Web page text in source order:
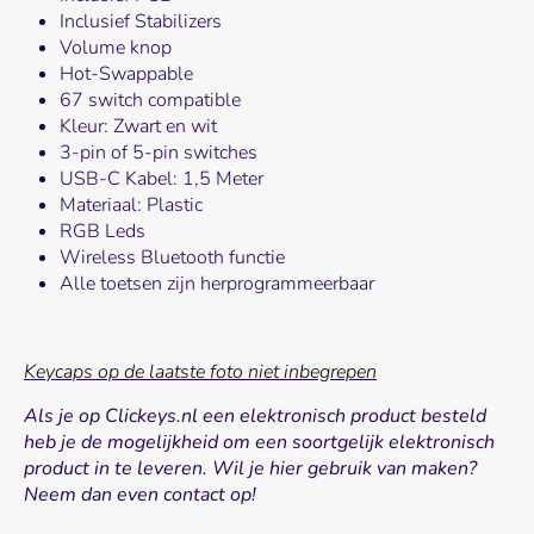
Inclusief Stabilizers
Volume knop
Hot-Swappable
67 switch compatible
Kleur: Zwart en wit
3-pin of 5-pin switches
USB-C Kabel: 1,5 Meter
Materiaal: Plastic
RGB Leds
Wireless Bluetooth functie
Alle toetsen zijn herprogrammeerbaar
Keycaps op de laatste foto niet inbegrepen
Als je op Clickeys.nl een elektronisch product besteld
heb je de mogelijkheid om een soortgelijk elektronisch
product in te leveren. Wil je hier gebruik van maken?
Neem dan even contact op!